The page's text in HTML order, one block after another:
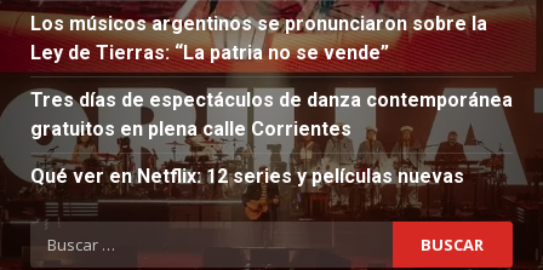
Los músicos argentinos se pronunciaron sobre la
Ley de Tierras: “La patria no se vende”
Tres días de espectáculos de danza contemporánea
gratuitos en plena calle Corrientes
Qué ver en Netflix: 12 series y películas nuevas
Buscar: